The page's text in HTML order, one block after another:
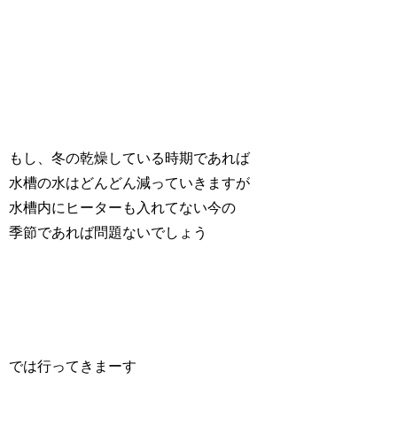
もし、冬の乾燥している時期であれば
水槽の水はどんどん減っていきますが
水槽内にヒーターも入れてない今の
季節であれば問題ないでしょう
では行ってきまーす